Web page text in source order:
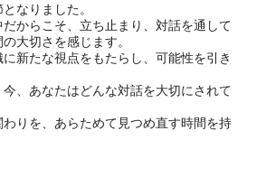
なりました。
からこそ、立ち止まり、対話を通して
大切さを感じます。
新たな視点をもたらし、可能性を引き
、あなたはどんな対話を大切にされて
わりを、あらためて見つめ直す時間を持